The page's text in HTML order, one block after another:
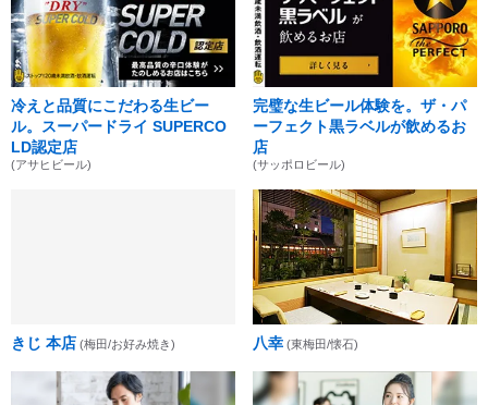
冷えと品質にこだわる生ビー
ル。スーパードライ SUPERCO
LD認定店
(アサヒビール)
完璧な生ビール体験を。ザ・パ
ーフェクト黒ラベルが飲めるお
店
(サッポロビール)
きじ 本店 (梅田/お好み焼き) 八幸 (東梅田/懐石)